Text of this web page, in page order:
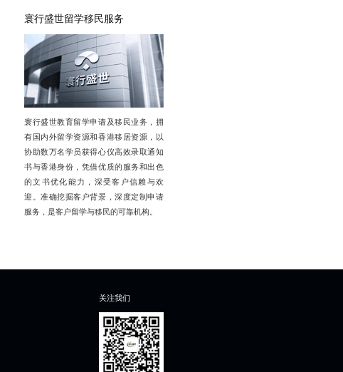
寰行盛世留学移民服务
寰行盛世教育留学申请及移民业务，拥
有国内外留学资源和香港移居资源，以
协助数万名学员获得心仪高效录取通知
书与香港身份，凭借优质的服务和出色
的文书优化能力，深受客户信赖与欢
迎。准确挖掘客户背景，深度定制申请
服务，是客户留学与移民的可靠机构。
关注我们